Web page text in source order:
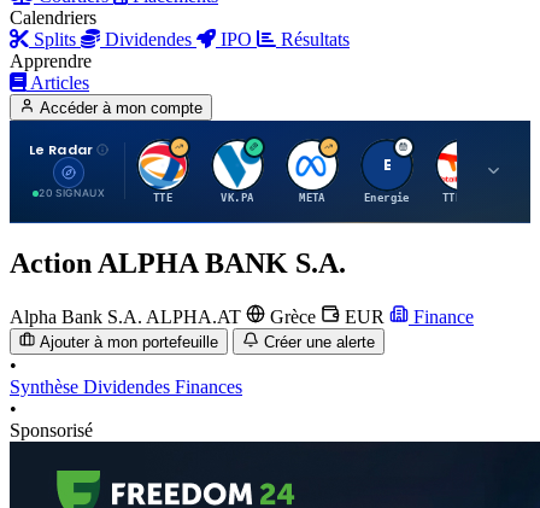
Calendriers
Splits
Dividendes IPO
Résultats
Apprendre
Articles
Accéder à mon compte
Le Radar
20 SIGNAUX
T
TTE
V
VK.PA
M
META
E
Energie
T
TTE.PA
Action ALPHA BANK S.A.
Alpha Bank S.A. ALPHA.AT Grèce EUR Finance
Ajouter à mon portefeuille Créer une alerte
•
Synthèse Dividendes Finances
•
Sponsorisé